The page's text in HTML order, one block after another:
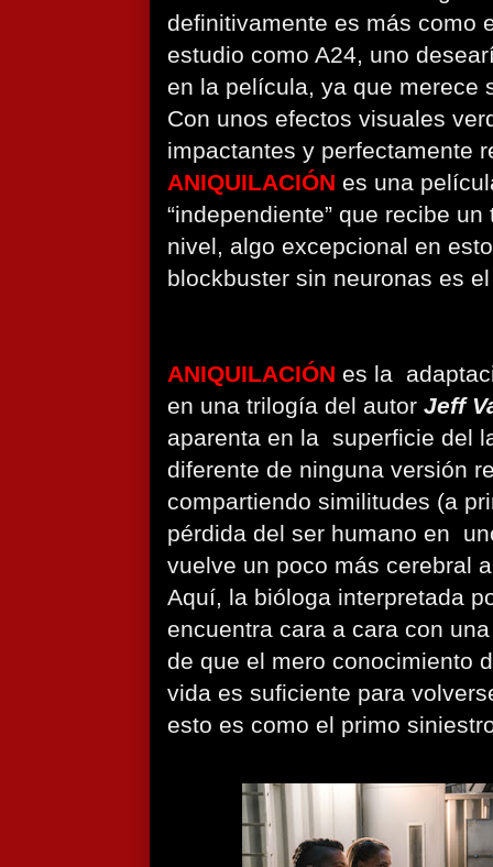
definitivamente es más como
estudio como A24, uno
en la película, ya que merece
Con unos efectos visuales
impactantes y perfectamente
ANIQUILACIÓN es una
“independiente” que recibe
nivel, algo excepcional en
blockbuster sin neuronas es
ANIQUILACIÓN es la
en una trilogía del autor Jeff
aparenta en la superficie del
diferente de ninguna versión
compartiendo similitudes (a
pérdida del ser humano en
vuelve un poco más cerebral
Aquí, la bióloga interpretada
encuentra cara a cara con
de que el mero conocimiento
vida es suficiente para
esto es como el primo